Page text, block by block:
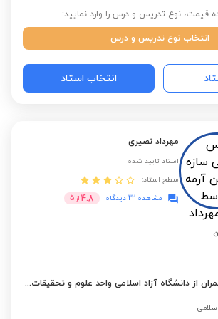
قیمت، نوع تدریس و درس را وارد نمایید:
انتخاب نوع تدریس و درس
انتخاب استاد
مهرداد نصیری
استاد تایید شده
سطح استاد:
مشاهده 22 دیدگاه
4.8 از 5
دکترا مهندسی عمران از دانشگاه آزاد اسلامی واحد علوم و تحقیقات تهران